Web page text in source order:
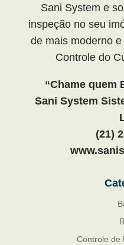
Sani System e
inspeção no seu
de mais moderno
Controle do
“Chame quem
Sani System
(21)
Controle de